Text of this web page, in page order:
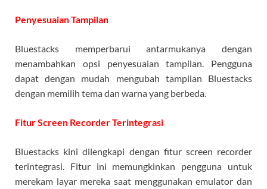
Penyesuaian Tampilan
Bluestacks memperbarui antarmukanya dengan
menambahkan opsi penyesuaian tampilan. Pengguna
dapat dengan mudah mengubah tampilan Bluestacks
dengan memilih tema dan warna yang berbeda.
Fitur Screen Recorder Terintegrasi
Bluestacks kini dilengkapi dengan fitur screen recorder
terintegrasi. Fitur ini memungkinkan pengguna untuk
merekam layar mereka saat menggunakan emulator dan